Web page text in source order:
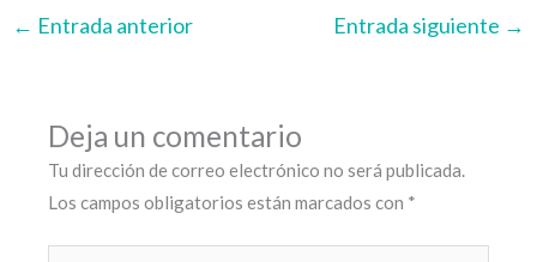
← Entrada anterior Entrada siguiente →
Deja un comentario
Tu dirección de correo electrónico no será publicada.
Los campos obligatorios están marcados con *